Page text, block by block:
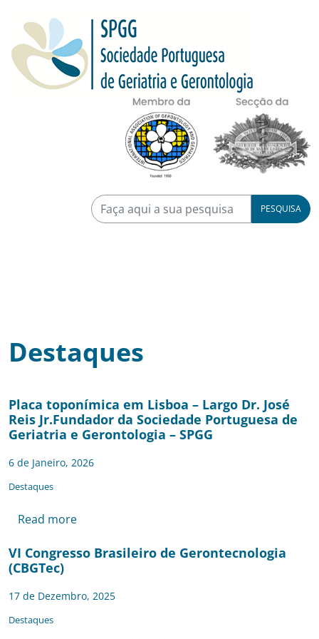
PESQUISA
Destaques
Placa toponímica em Lisboa – Largo Dr. José
Reis Jr.Fundador da Sociedade Portuguesa de
Geriatria e Gerontologia – SPGG
6 de Janeiro, 2026
Destaques
Read more
VI Congresso Brasileiro de Gerontecnologia
(CBGTec)
17 de Dezembro, 2025
Destaques